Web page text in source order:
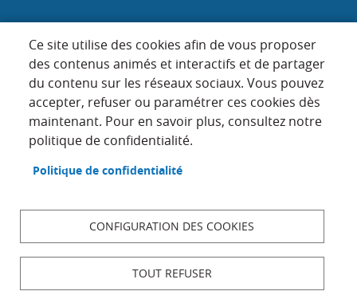
Ce site utilise des cookies afin de vous proposer
des contenus animés et interactifs et de partager
du contenu sur les réseaux sociaux. Vous pouvez
accepter, refuser ou paramétrer ces cookies dès
maintenant. Pour en savoir plus, consultez notre
politique de confidentialité.
Politique de confidentialité
CONFIGURATION DES COOKIES
TOUT REFUSER
Samedi : 9h-12h (les 1er, 3e et 5e)
Menu
Pied
page
ACCUEIL
PLAN DU SITE
CONTACT
DONNÉES PERSONNELLES
COOKIES
S'IDENTIFIER